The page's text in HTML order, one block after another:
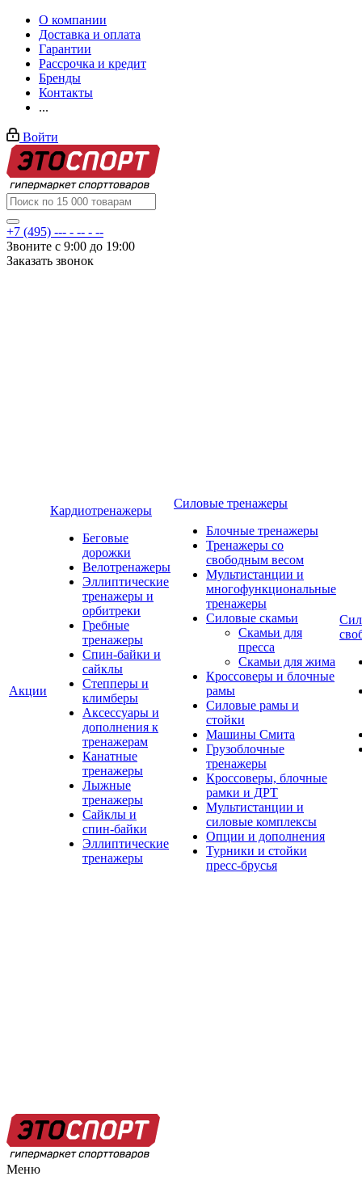
О компании
Доставка и оплата
Гарантии
Рассрочка и кредит
Бренды
Контакты
...
Войти
+7 (495) --- - -- - --
Звоните с 9:00 до 19:00
Заказать звонок
Акции
Кардиотренажеры
Беговые
дорожки
Велотренажеры
Эллиптические
тренажеры и
орбитреки
Гребные
тренажеры
Спин-байки и
сайклы
Степперы и
климберы
Аксессуары и
дополнения к
тренажерам
Канатные
тренажеры
Лыжные
тренажеры
Сайклы и
спин-байки
Эллиптические
тренажеры
Силовые тренажеры
Блочные тренажеры
Тренажеры со
свободным весом
Мультистанции и
многофункциональные
тренажеры
Силовые скамьи
Скамьи для
пресса
Скамьи для жима
Кроссоверы и блочные
рамы
Силовые рамы и
стойки
Машины Смита
Грузоблочные
тренажеры
Кроссоверы, блочные
рамки и ДРТ
Мультистанции и
силовые комплексы
Опции и дополнения
Турники и стойки
пресс-брусья
Меню